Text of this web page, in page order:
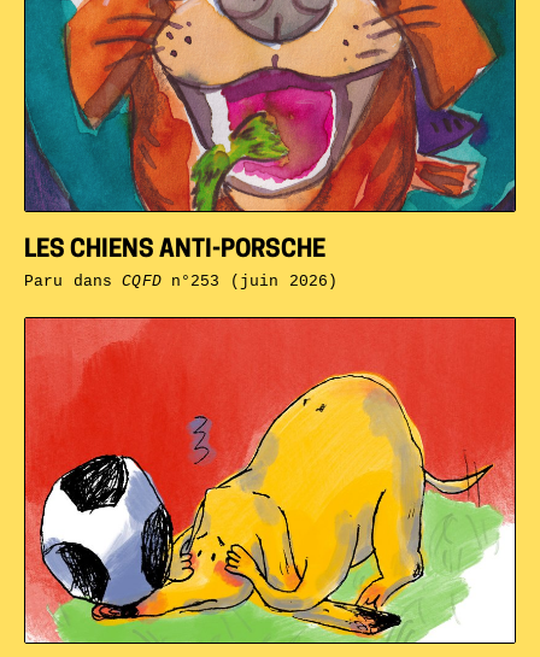
LES CHIENS ANTI-PORSCHE
Paru dansCQFDn°253 (juin 2026)